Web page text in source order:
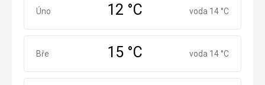
Únor
Úno 12 °C voda 14 °C
Březen
Bře 15 °C voda 14 °C